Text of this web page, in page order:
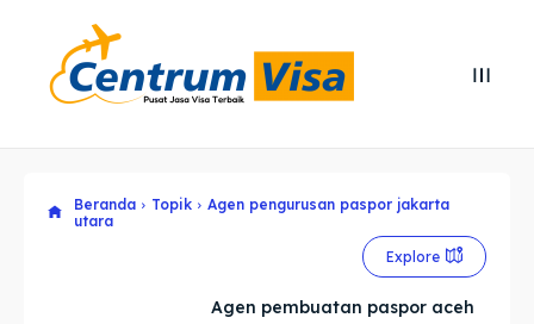
Cari
Cari
Explore our destinations
Explore our destinations
Beranda Topik
Agen pengurusan paspor jakarta
utara
Explore
Agen pembuatan paspor aceh